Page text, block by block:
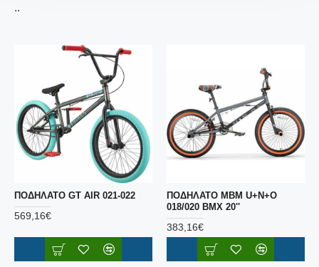
..
ΠΟΔΗΛΑΤΟ GT AIR 021-022
569,16€
ΠΟΔΗΛΑΤΟ MBM U+N+O
018/020 BMX 20''
383,16€